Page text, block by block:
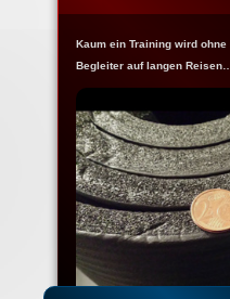
Kaum ein Training wird
Begleiter auf langen Reisen…